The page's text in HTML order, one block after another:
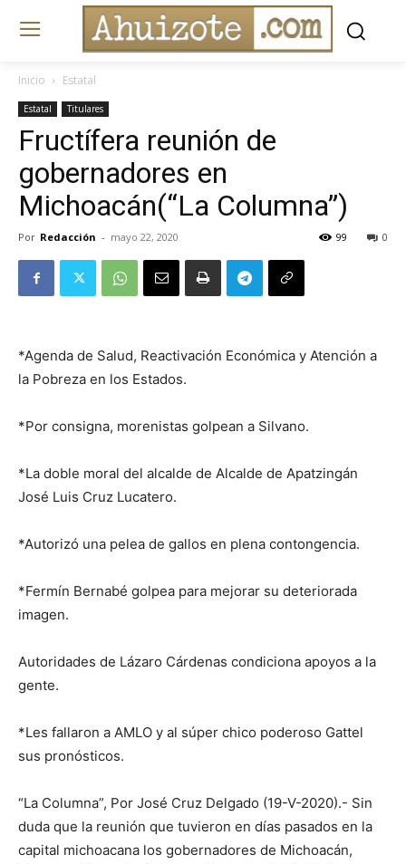
Inicio Estatal
Estatal Titulares
Fructífera reunión de
gobernadores en
Michoacán(“La Columna”)
Por Redacción - mayo 22, 2020 0
99
*Agenda de Salud, Reactivación Económica y Atención a
la Pobreza en los Estados.
*Por consigna, morenistas golpean a Silvano.
*La doble moral del alcalde de Alcalde de Apatzingán
José Luis Cruz Lucatero.
*Autorizó una pelea de gallos en plena contongencia.
*Fermín Bernabé golpea para mejorar su deteriorada
imagen.
Autoridades de Lázaro Cárdenas condiciona apoyos a la
gente.
*Les fallaron a AMLO y al súper chico poderoso Gattel
sus pronósticos.
“La Columna”, Por José Cruz Delgado (19-V-2020).- Sin
duda que la reunión que tuvieron en días pasados en la
capital michoacana los gobernadores de Michoacán,